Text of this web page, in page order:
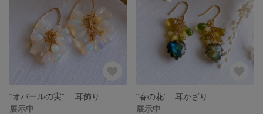
“オパールの実” 耳飾り
展示中
“春の花” 耳かざり
展示中